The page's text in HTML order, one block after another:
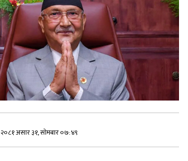
२०८१ असार ३१, सोमबार ०७:४९